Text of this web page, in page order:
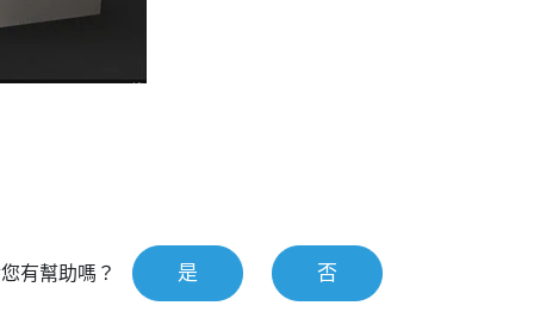
有幫助嗎？ 是 否